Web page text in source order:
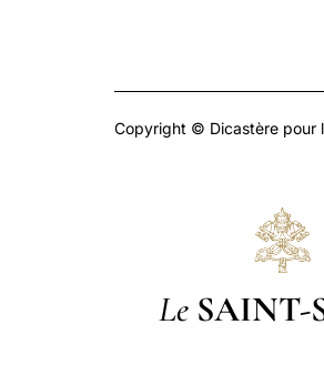
Copyright © Dicastère pour
Le SAINT-